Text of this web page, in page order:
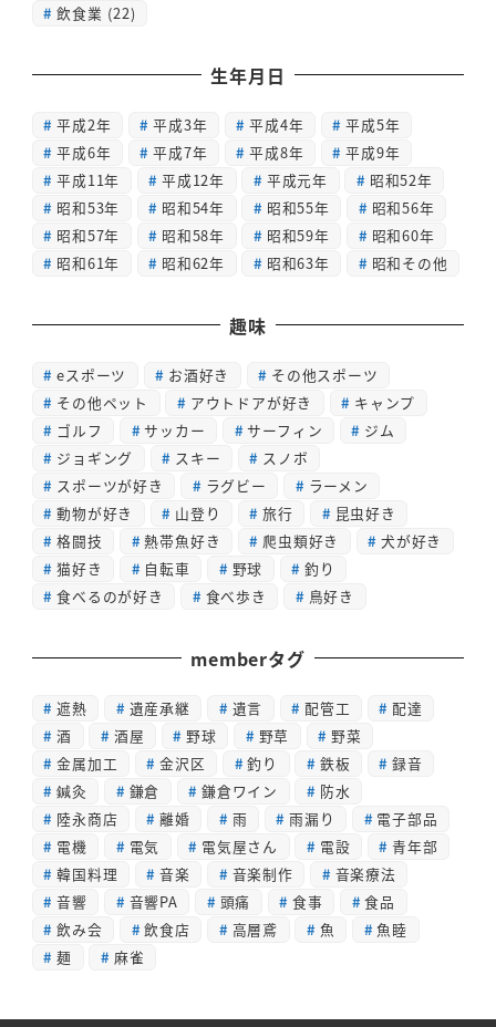
飲食業 (22)
生年月日
平成2年 平成3年 平成4年
平成5年
平成6年
平成7年 平成8年
平成9年
平成11年
平成12年 平成元年
昭和52年
昭和53年
昭和54年 昭和55年
昭和56年
昭和57年
昭和58年 昭和59年
昭和60年
昭和61年
昭和62年 昭和63年 昭和その他
趣味
eスポーツ お酒好き
その他スポーツ
その他ペット
アウトドアが好き
キャンプ
ゴルフ
サッカー サーフィン
ジム
ジョギング
スキー
スノボ
スポーツが好き
ラグビー
ラーメン
動物が好き
山登り 旅行
昆虫好き
格闘技
熱帯魚好き 爬虫類好き
犬が好き
猫好き
自転車 野球
釣り
食べるのが好き
食べ歩き 鳥好き
memberタグ
遮熱 遺産承継 遺言 配管工
配達
酒
酒屋 野球 野草
野菜
金属加工
金沢区 釣り 鉄板
録音
鍼灸
鎌倉 鎌倉ワイン
防水
陸永商店
離婚 雨 雨漏り
電子部品
電機
電気 電気屋さん 電設
青年部
韓国料理
音楽 音楽制作
音楽療法
音響
音響PA 頭痛 食事
食品
飲み会
飲食店 高層鳶 魚
魚睦
麺
麻雀